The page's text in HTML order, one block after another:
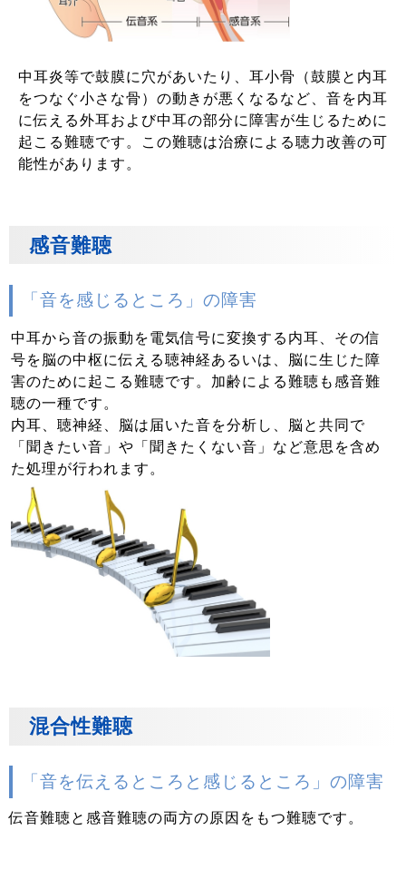
中耳炎等で鼓膜に穴があいたり、耳小骨（鼓膜と内耳
をつなぐ小さな骨）の動きが悪くなるなど、音を内耳
に伝える外耳および中耳の部分に障害が生じるために
起こる難聴です。この難聴は治療による聴力改善の可
能性があります。
感音難聴
「音を感じるところ」の障害
中耳から音の振動を電気信号に変換する内耳、その信
号を脳の中枢に伝える聴神経あるいは、脳に生じた障
害のために起こる難聴です。加齢による難聴も感音難
聴の一種です。
内耳、聴神経、脳は届いた音を分析し、脳と共同で
「聞きたい音」や「聞きたくない音」など意思を含め
た処理が行われます。
混合性難聴
「音を伝えるところと感じるところ」の障害
伝音難聴と感音難聴の両方の原因をもつ難聴です。